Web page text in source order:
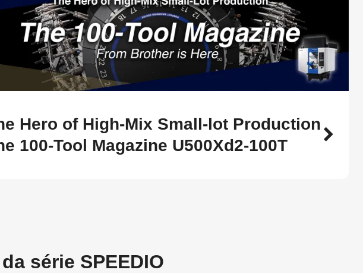
Hero of High-Mix Small-lot Production
100-Tool Magazine U500Xd2-100T
série SPEEDIO